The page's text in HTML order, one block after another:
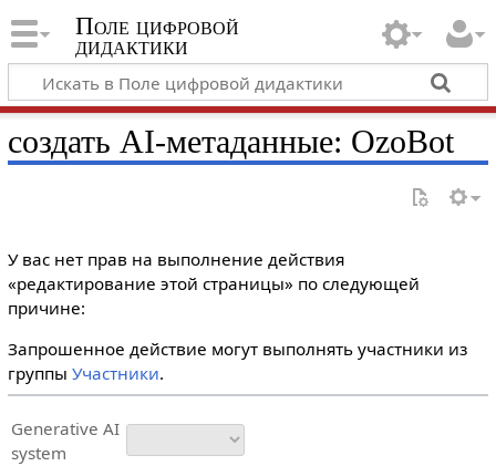
Поле цифровой
дидактики
создать AI-метаданные: OzoBot
У вас нет прав на выполнение действия
«редактирование этой страницы» по следующей
причине:
Запрошенное действие могут выполнять участники из
группы Участники.
Generative AI
system